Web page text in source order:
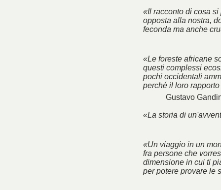
«Il racconto di cosa
opposta alla nostra,
feconda ma anche
«Le foreste africane
questi complessi
pochi occidentali
perché il loro
Gustavo
«La storia di
«Un viaggio in un
fra persone che
dimensione in cui ti
per potere provare le